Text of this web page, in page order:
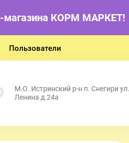
магазина КОРМ МАРКЕТ!
Пользователи
М.О. Истринский р-н п. Снегири ул.
Ленина д.24а